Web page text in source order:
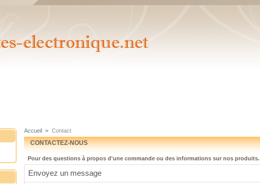
Accueil > Contact
CONTACTEZ-NOUS
Pour des questions à propos d'une commande ou des informations sur nos produits.
Envoyez un message